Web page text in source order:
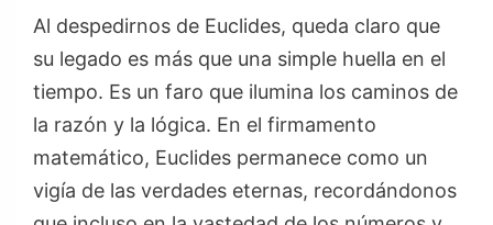
Al despedirnos de Euclides, queda claro que
su legado es más que una simple huella en el
tiempo. Es un faro que ilumina los caminos de
la razón y la lógica. En el firmamento
matemático, Euclides permanece como un
vigía de las verdades eternas, recordándonos